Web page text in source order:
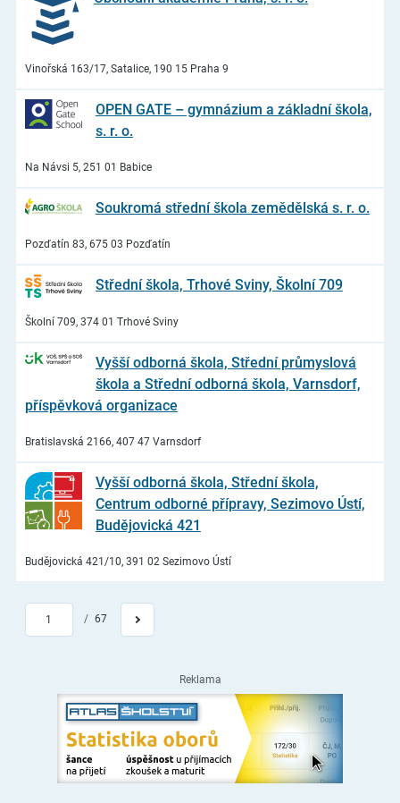
Vinořská 163/17, Satalice, 190 15 Praha 9
OPEN GATE – gymnázium a základní škola,
s. r. o.
Na Návsi 5, 251 01 Babice
Soukromá střední škola zemědělská s. r. o.
Pozďatín 83, 675 03 Pozďatín
Střední škola, Trhové Sviny, Školní 709
Školní 709, 374 01 Trhové Sviny
Vyšší odborná škola, Střední průmyslová
škola a Střední odborná škola, Varnsdorf,
příspěvková organizace
Bratislavská 2166, 407 47 Varnsdorf
Vyšší odborná škola, Střední škola,
Centrum odborné přípravy, Sezimovo Ústí,
Budějovická 421
Budějovická 421/10, 391 02 Sezimovo Ústí
1 / 67
Reklama